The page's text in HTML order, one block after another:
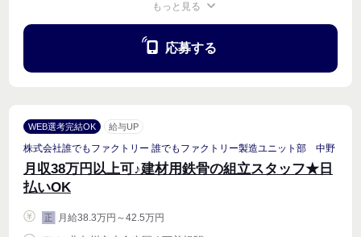
もっと見る
応募する
WEB選考完結OK 給与UP
株式会社誰でもファクトリー 誰でもファクトリー製造ユニット部 中野
月収38万円以上可♪建材用鉄骨の組立スタッフ★日
払いOK
正 月給38.3万円～42.5万円